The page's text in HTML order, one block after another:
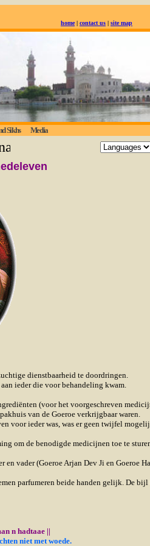
home| contact us | site map
Sikhs Media
de eeuwige
dienstbaarheid te doordringen.
ieder die voor behandeling kwam.
(voor het voorgeschreven
van de Goeroe verkrijgbaar waren.
voor ieder was, was er geen twijfel
om de benodigde medicijnen toe te
vader (Goeroe Arjan Dev Ji en Goeroe
parfumeren beide handen gelijk. De
n hadtaae ||
niet met woede.